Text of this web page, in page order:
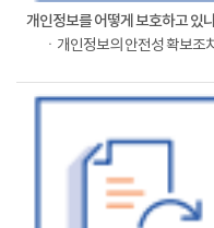
개인정보를 어떻게 보호하고 있
ㆍ개인정보의 안전성 확보조치